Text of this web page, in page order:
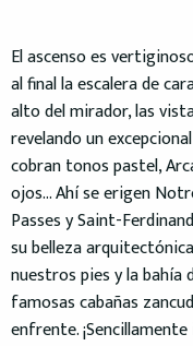
El ascenso es
al final la escalera de
alto del mirador, las
revelando un
cobran tonos pastel,
ojos… Ahí se erigen
Passes y Saint-
su belleza
nuestros pies y la bahía
famosas cabañas
enfrente.